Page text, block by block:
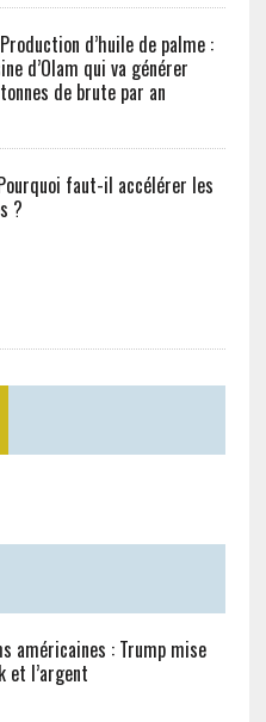
d’huile de palme :
d’Olam qui va générer
de brute par an
faut-il accélérer les
?
américaines : Trump mise
et l’argent